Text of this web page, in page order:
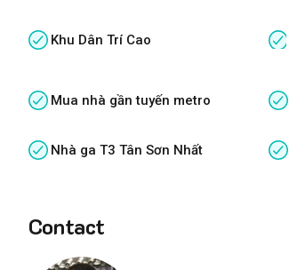
Khu Dân Trí Cao
Mua nhà gần tuyến metro
Nhà ga T3 Tân Sơn Nhất
Contact